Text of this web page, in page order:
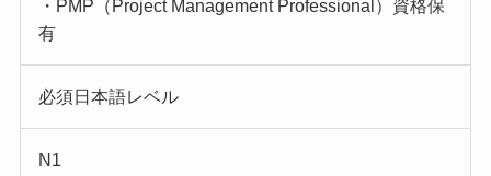
・PMP（Project Management Professional）資格保
有
必須日本語レベル
N1